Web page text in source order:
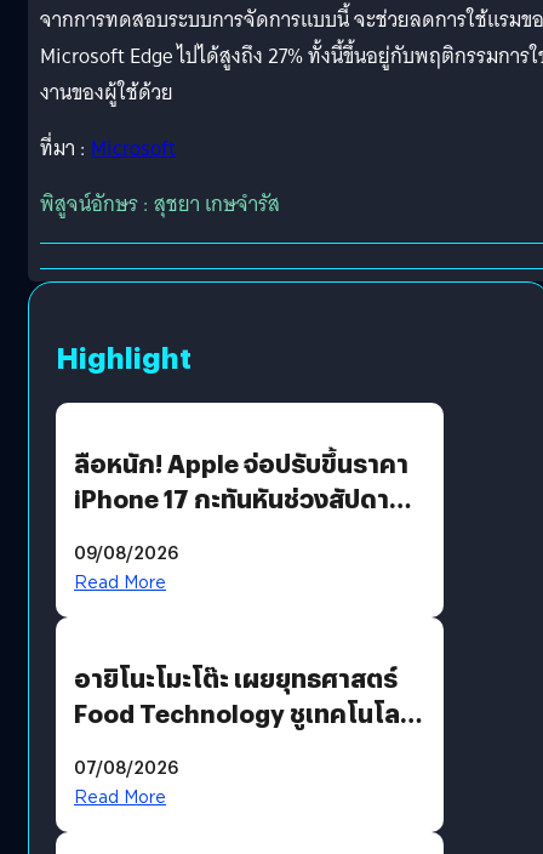
จากการทดสอบระบบการจัดการแบบนี้ จะช่วยลดการใช้แรมข
Microsoft Edge ไปได้สูงถึง 27% ทั้งนี้ขึ้นอยู่กับพฤติกรรมการ
งานของผู้ใช้ด้วย
ที่มา : Microsoft
พิสูจน์อักษร : สุชยา เกษจำรัส
Highlight
ลือหนัก! Apple จ่อปรับขึ้นราคา
iPhone 17 กะทันหันช่วงสัปดาห์ที่
09/08/2026
Read More
อายิโนะโมะโต๊ะ เผยยุทธศาสตร์
Food Technology ชูเทคโนโลยี
บริโภคและ B2B
07/08/2026
Read More